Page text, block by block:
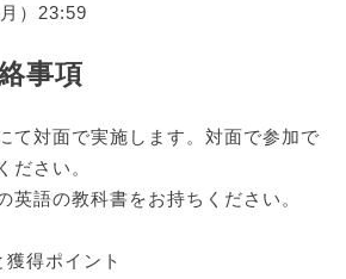
）23:59
事項
て対面で実施します。対面で参加で
ださい。
英語の教科書をお持ちください。
得ポイント